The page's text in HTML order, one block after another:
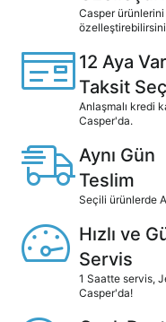
Casper ürünlerini
12 Aya
Taksit
Anlaşmalı kredi
Casper'da.
Aynı Gün
Teslim
Seçili ürünlerde
Hızlı ve
Servis
1 Saatte servis,
Casper'da!